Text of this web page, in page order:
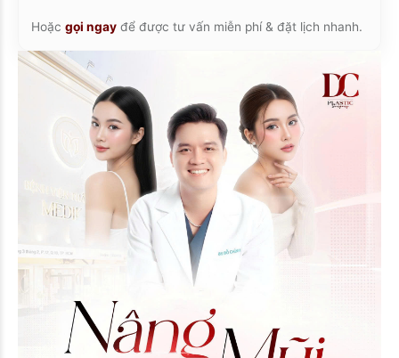
Hoặc gọi ngay để được tư vấn miễn phí & đặt lịch nhanh.